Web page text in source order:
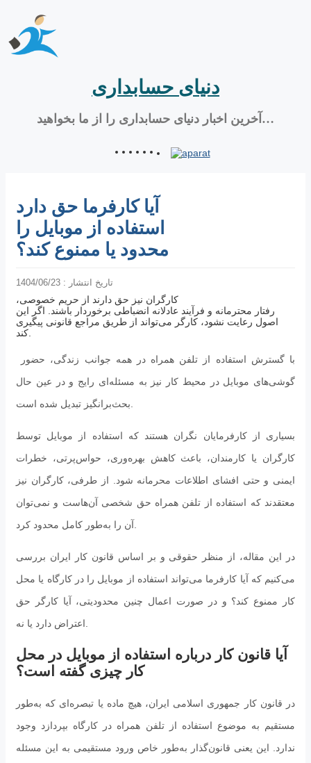
دنیای حسابداری
آخرین اخبار دنیای حسابداری را از ما بخواهید…
آیا کارفرما حق دارد
استفاده از موبایل را
محدود یا ممنوع کند؟
تاریخ انتشار : 1404/06/23
کارگران نیز حق دارند از حریم خصوصی،
رفتار محترمانه و فرآیند عادلانه انضباطی برخوردار باشند. اگر این
اصول رعایت نشود، کارگر می‌تواند از طریق مراجع قانونی پیگیری
گوشی‌های موبایل در محیط کار نیز به مسئله‌ای رایج و در عین حال
بسیاری از کارفرمایان نگران هستند که استفاده از موبایل توسط
کارگران یا کارمندان، باعث کاهش بهره‌وری، حواس‌پرتی، خطرات
ایمنی و حتی افشای اطلاعات محرمانه شود. از طرفی، کارگران نیز
معتقدند که استفاده از تلفن همراه حق شخصی آن‌هاست و نمی‌توان
در این مقاله، از منظر حقوقی و بر اساس قانون کار ایران بررسی
می‌کنیم که آیا کارفرما می‌تواند استفاده از موبایل را در کارگاه یا محل
کار ممنوع کند؟ و در صورت اعمال چنین محدودیتی، آیا کارگر حق
آیا قانون کار درباره استفاده از موبایل در محل
کار چیزی گفته است؟
در قانون کار جمهوری اسلامی ایران، هیچ ماده‌ یا تبصره‌ای که به‌طور
مستقیم به موضوع استفاده از تلفن همراه در کارگاه بپردازد وجود
ندارد. این یعنی قانون‌گذار به‌طور خاص ورود مستقیمی به این مسئله